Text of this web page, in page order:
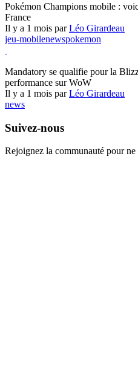
Pokémon Champions mobile :
France
Il y a 1 mois parLéo Girardeau
jeu-mobilenewspokemon
Mandatory se qualifie pour la
performance sur WoW
Il y a 1 mois parLéo Girardeau
news
Suivez-nous
Rejoignez la communauté pour ne